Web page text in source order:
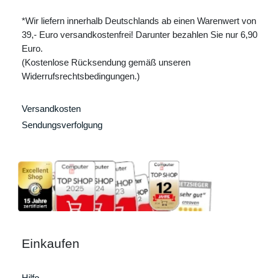
*Wir liefern innerhalb Deutschlands ab einen Warenwert von
39,- Euro versandkostenfrei! Darunter bezahlen Sie nur 6,90
Euro.
(Kostenlose Rücksendung gemäß unseren
Widerrufsrechtsbedingungen.)
Versandkosten
Sendungsverfolgung
Einkaufen